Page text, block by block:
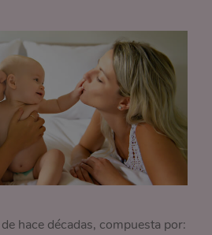
hace décadas, compuesta por: